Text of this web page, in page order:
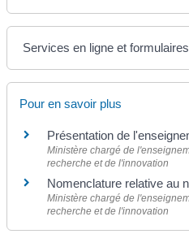
Services en ligne et formulaires
Pour en savoir plus
Présentation de
Ministère chargé de
recherche et de l'innovation
Nomenclature relative au
Ministère chargé de
recherche et de l'innovation